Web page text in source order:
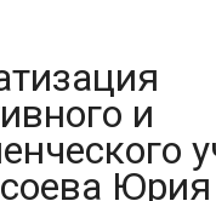
и
Юрия